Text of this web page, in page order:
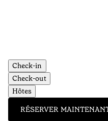
Check-in
Check-out
Hôtes
RÉSERVER